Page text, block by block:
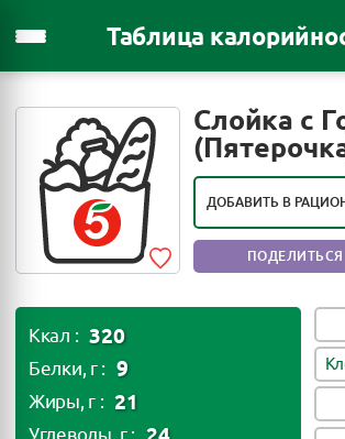
Таблица
Слойка с
ДОБАВИТЬ В
РЕЙТИНГ
ПОЛЕЗЕН
ПОДЕЛИТЬСЯ
Ккал : 320
Белки, г : 9
Жиры, г : 21